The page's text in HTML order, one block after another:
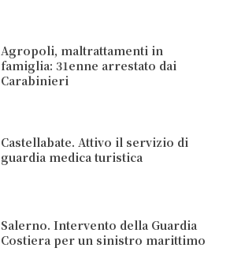
Agropoli, maltrattamenti in
famiglia: 31enne arrestato dai
Carabinieri
Castellabate. Attivo il servizio di
guardia medica turistica
Salerno. Intervento della Guardia
Costiera per un sinistro marittimo